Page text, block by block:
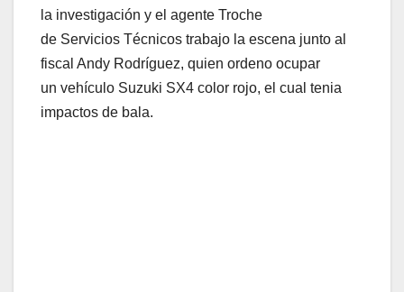
la investigación y el agente Troche
de Servicios Técnicos trabajo la escena junto al
fiscal Andy Rodríguez, quien ordeno ocupar
un vehículo Suzuki SX4 color rojo, el cual tenia
impactos de bala.